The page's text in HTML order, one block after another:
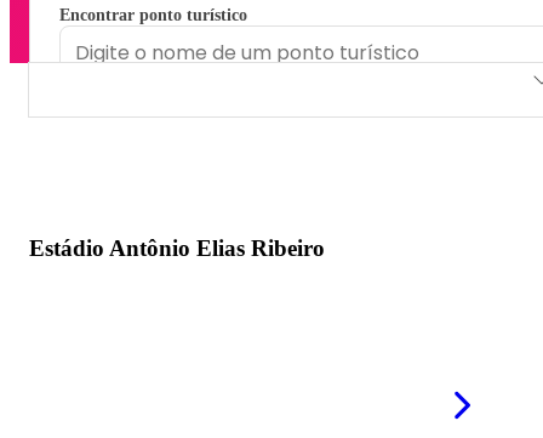
Encontrar ponto turístico
Estádio Antônio Elias Ribeiro